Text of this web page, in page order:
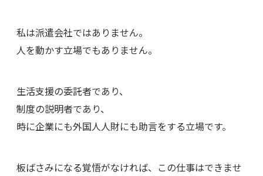
私は派遣会社ではありません。
人を動かす立場でもありません。
生活支援の委託者であり、
制度の説明者であり、
時に企業にも外国人人財にも助言をする立場です。
板ばさみになる覚悟がなければ、この仕事はできませ